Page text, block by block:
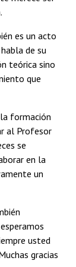
es un acto
de su
teórica sino
que
formación
al Profesor
se
en la
un
usted
gracias